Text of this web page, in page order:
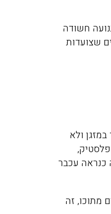
אליכם מהמלצה שקיבלנו
חברים שלנו, הגיע המדביר
מטעמכם בדק וראה שיש
וכאשר אצטרך מדביר
חשודה
שצועדות
ולא
כנראה עכבר
מתוכו, זה